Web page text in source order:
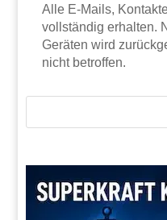
Alle E-Mails,
vollständig erhalten.
Geräten wird
nicht betroffen.